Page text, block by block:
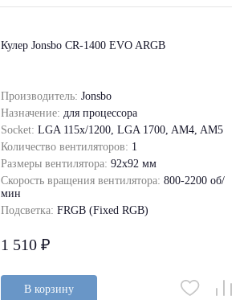
Кулер Jonsbo CR-1400 EVO ARGB
Производитель: Jonsbo
Назначение: для процессора
Socket: LGA 115x/1200, LGA 1700, AM4, AM5
Количество вентиляторов: 1
Размеры вентилятора: 92x92 мм
Скорость вращения вентилятора: 800-2200 об/
мин
Подсветка: FRGB (Fixed RGB)
1 510 ₽
В корзину